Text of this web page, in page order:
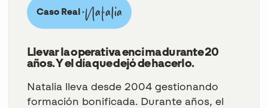
Caso Real ·Natalia
Llevar la operativa encima durante 20
años. Y el día que dejó de hacerlo.
Natalia lleva desde 2004 gestionando
formación bonificada. Durante años, el